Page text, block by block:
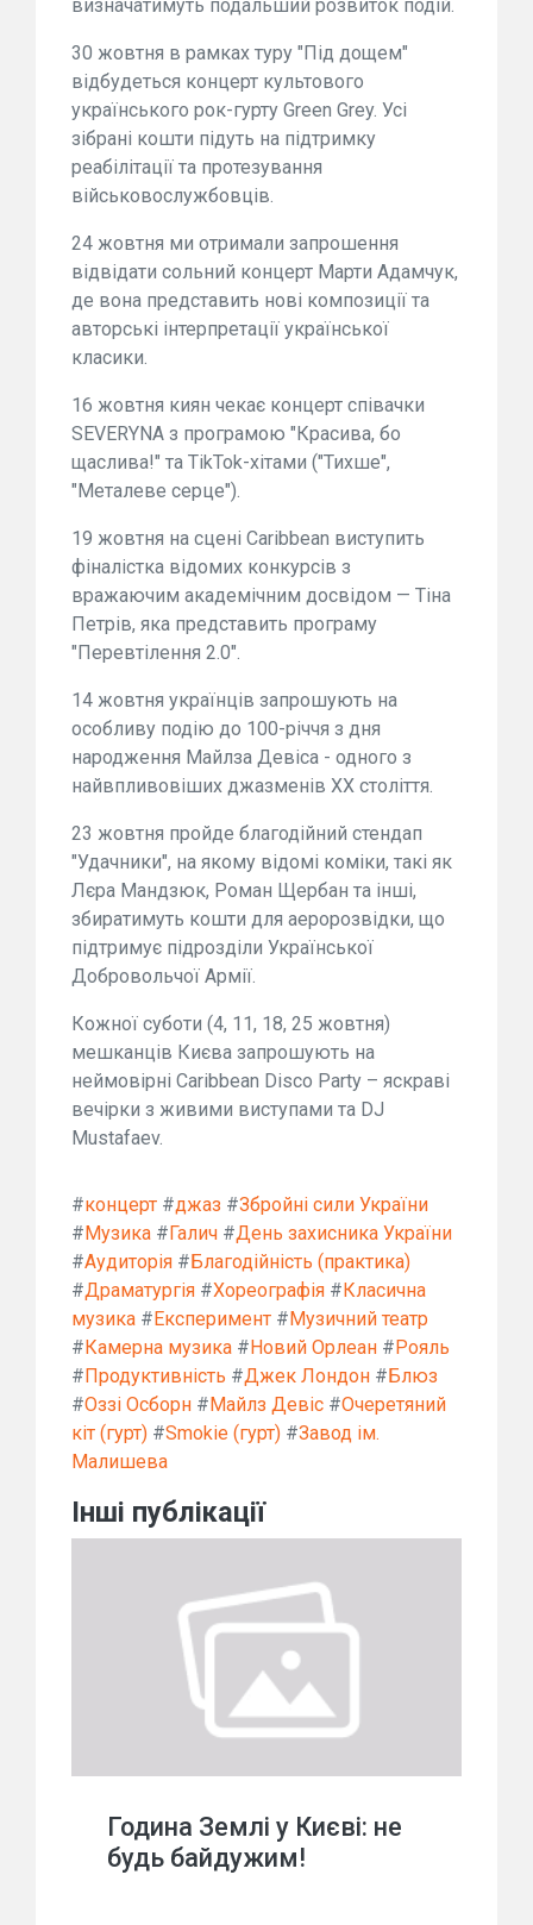
визначатимуть подальший розвиток подій.
30 жовтня в рамках туру "Під дощем"
відбудеться концерт культового
українського рок-гурту Green Grey. Усі
зібрані кошти підуть на підтримку
реабілітації та протезування
військовослужбовців.
24 жовтня ми отримали запрошення
відвідати сольний концерт Марти Адамчук,
де вона представить нові композиції та
авторські інтерпретації української
класики.
16 жовтня киян чекає концерт співачки
SEVERYNA з програмою "Красива, бо
щаслива!" та TikTok-хітами ("Тихше",
"Металеве серце").
19 жовтня на сцені Caribbean виступить
фіналістка відомих конкурсів з
вражаючим академічним досвідом — Тіна
Петрів, яка представить програму
"Перевтілення 2.0".
14 жовтня українців запрошують на
особливу подію до 100-річчя з дня
народження Майлза Девіса - одного з
найвпливовіших джазменів XX століття.
23 жовтня пройде благодійний стендап
"Удачники", на якому відомі коміки, такі як
Лєра Мандзюк, Роман Щербан та інші,
збиратимуть кошти для аеророзвідки, що
підтримує підрозділи Української
Добровольчої Армії.
Кожної суботи (4, 11, 18, 25 жовтня)
мешканців Києва запрошують на
неймовірні Caribbean Disco Party – яскраві
вечірки з живими виступами та DJ
Mustafaev.
#концерт #джаз #Збройні сили України
#Музика #Галич #День захисника України
#Аудиторія #Благодійність (практика)
#Драматургія #Хореографія #Класична
музика #Експеримент #Музичний театр
#Камерна музика #Новий Орлеан #Рояль
#Продуктивність #Джек Лондон #Блюз
#Оззі Осборн #Майлз Девіс #Очеретяний
кіт (гурт) #Smokie (гурт) #Завод ім.
Малишева
Інші публікації
Година Землі у Києві: не
будь байдужим!